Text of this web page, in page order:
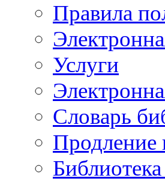
Правила
Услуги
Словарь
Продление